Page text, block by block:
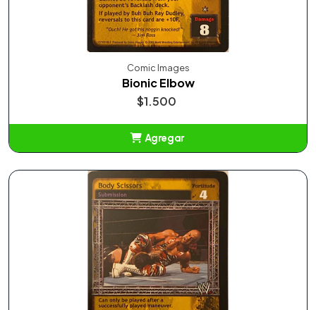
Comic Images
Bionic Elbow
$1.500
Agregar